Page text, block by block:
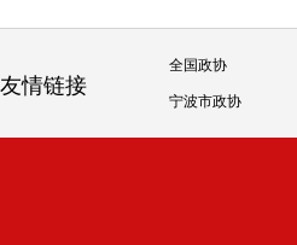
友情链接
全国政协
宁波市政协